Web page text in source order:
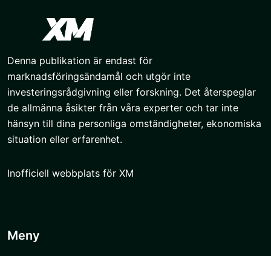
Denna publikation är endast för
marknadsföringsändamål och utgör inte
investeringsrådgivning eller forskning. Det återspeglar
de allmänna åsikter från våra experter och tar inte
hänsyn till dina personliga omständigheter, ekonomiska
situation eller erfarenhet.
Inofficiell webbplats för XM
Meny